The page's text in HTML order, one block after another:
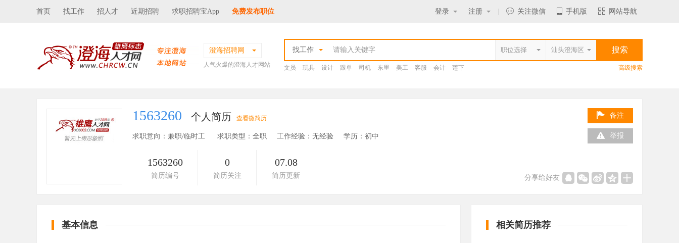
首页 找工作 招人才 近期招聘 求职招聘宝App 免费发布职位 登录 注册 关注微信 手机版 网站导航
澄海招聘网
人气火爆的澄海人才网站
找工作
文员 玩具 设计 跟单 司机 东里 美工 客服 会计 莲下 高级搜索
1563260 个人简历 查看微简历
求职意向：兼职/临时工 求职类型：全职 工作经验：无经验 学历：初中
1563260
简历编号
0
简历关注
07.08
简历更新
备注
举报
分享给好友
基本信息 相关简历推荐